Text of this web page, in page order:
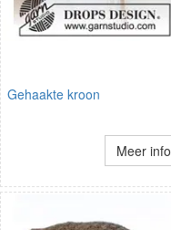
Gehaakte kroon
Meer info